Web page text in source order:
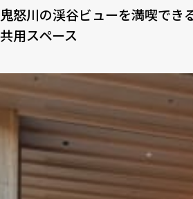
鬼怒川の渓谷ビューを満喫でき
共用スペース